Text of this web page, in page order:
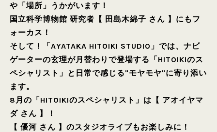
や「場所」うかがいます！
国立科学博物館 研究者【 田島木綿子 さん 】にもフ
ォーカス！
そして！「AYATAKA HITOIKI STUDIO」では、ナビ
ゲーターの玄理が月替わりで登場する「HITOIKIのス
ペシャリスト」と日常で感じる"モヤモヤ"に寄り添い
ます。
8月の「HITOIKIのスペシャリスト」は【 アオイヤマ
ダ さん 】！
【 優河 さん 】のスタジオライブもお楽しみに！